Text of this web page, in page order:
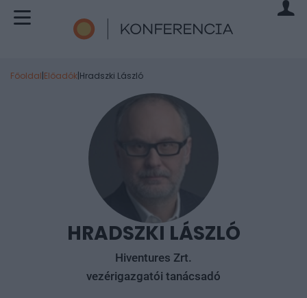
Főoldal|Előadók|Hradszki László
HRADSZKI LÁSZLÓ
Hiventures Zrt.
vezérigazgatói tanácsadó